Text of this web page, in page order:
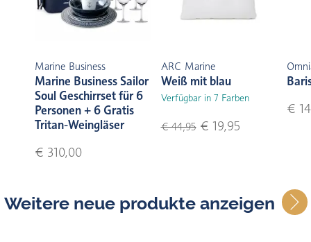
Marine Business
Marine Business Sailor
Soul Geschirrset für 6
Personen + 6 Gratis
Tritan-Weingläser
€ 310,00
ARC Marine
Weiß mit blau
Verfügbar in 7 Farben
€ 44,95€ 19,95
€
Weitere neue produkte anzeigen